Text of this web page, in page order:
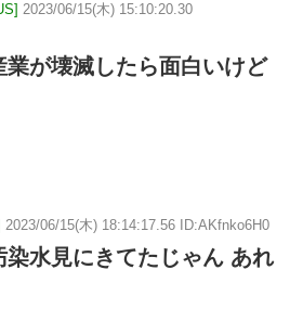
2023/06/15(木) 15:10:20.30
業が壊滅したら面白いけど
2023/06/15(木) 18:14:17.56 ID:AKfnko6H0
水見にきてたじゃん あれ